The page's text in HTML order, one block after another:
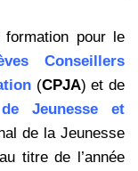
formation pour le
Conseillers
(CPJA) et de
Jeunesse et
de la Jeunesse
titre de l’année